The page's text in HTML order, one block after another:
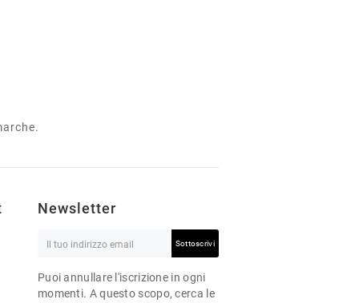
Newsletter
Sottoscrivi
Puoi annullare l'iscrizione in ogni
momenti. A questo scopo, cerca le